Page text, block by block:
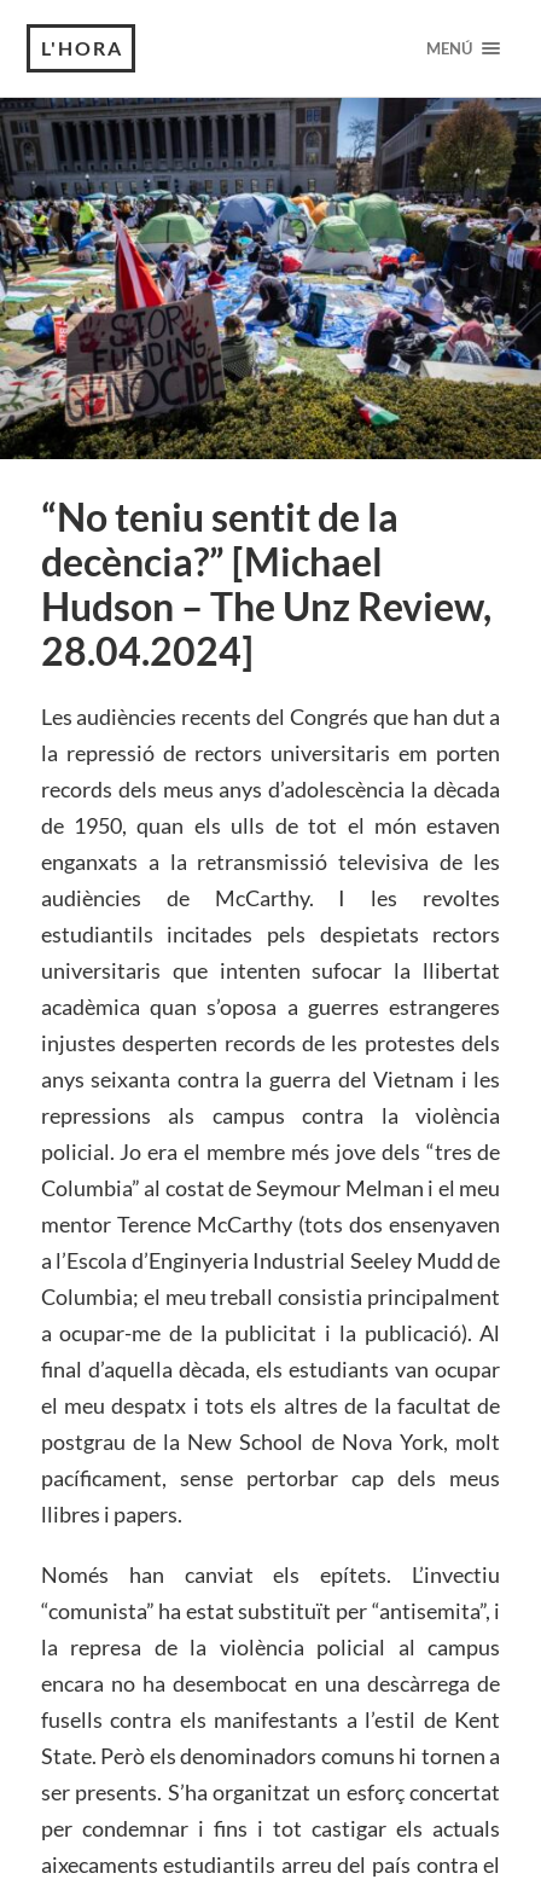
L'HORA MENÚ
“No teniu sentit de la
decència?” [Michael
Hudson – The Unz Review,
28.04.2024]
Les audiències recents del Congrés que han dut a
la repressió de rectors universitaris em porten
records dels meus anys d’adolescència la dècada
de 1950, quan els ulls de tot el món estaven
enganxats a la retransmissió televisiva de les
audiències de McCarthy. I les revoltes
estudiantils incitades pels despietats rectors
universitaris que intenten sufocar la llibertat
acadèmica quan s’oposa a guerres estrangeres
injustes desperten records de les protestes dels
anys seixanta contra la guerra del Vietnam i les
repressions als campus contra la violència
policial. Jo era el membre més jove dels “tres de
Columbia” al costat de Seymour Melman i el meu
mentor Terence McCarthy (tots dos ensenyaven
a l’Escola d’Enginyeria Industrial Seeley Mudd de
Columbia; el meu treball consistia principalment
a ocupar-me de la publicitat i la publicació). Al
final d’aquella dècada, els estudiants van ocupar
el meu despatx i tots els altres de la facultat de
postgrau de la New School de Nova York, molt
pacíficament, sense pertorbar cap dels meus
llibres i papers.
Només han canviat els epítets. L’invectiu
“comunista” ha estat substituït per “antisemita”, i
la represa de la violència policial al campus
encara no ha desembocat en una descàrrega de
fusells contra els manifestants a l’estil de Kent
State. Però els denominadors comuns hi tornen a
ser presents. S’ha organitzat un esforç concertat
per condemnar i fins i tot castigar els actuals
aixecaments estudiantils arreu del país contra el